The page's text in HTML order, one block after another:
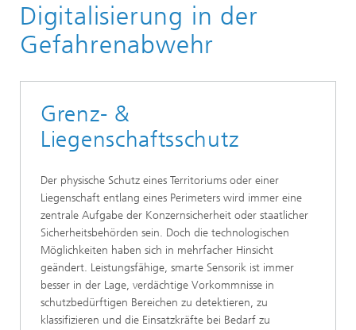
Advanced Solutions
Digitalisierung in der Gefahrenabwehr
Digitalisierung in der
Gefahrenabwehr
Grenz- &
Liegenschaftsschutz
Der physische Schutz eines Territoriums oder einer
Liegenschaft entlang eines Perimeters wird immer eine
zentrale Aufgabe der Konzernsicherheit oder staatlicher
Sicherheitsbehörden sein. Doch die technologischen
Möglichkeiten haben sich in mehrfacher Hinsicht
geändert. Leistungsfähige, smarte Sensorik ist immer
besser in der Lage, verdächtige Vorkommnisse in
schutzbedürftigen Bereichen zu detektieren, zu
klassifizieren und die Einsatzkräfte bei Bedarf zu